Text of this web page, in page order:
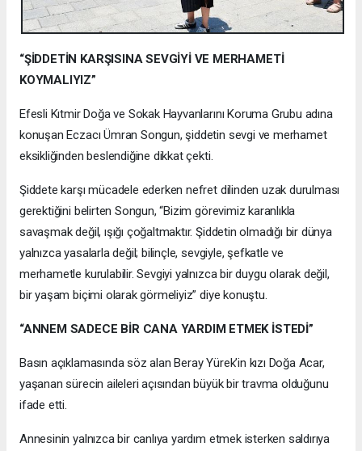
“ŞİDDETİN KARŞISINA SEVGİYİ VE MERHAMETİ
KOYMALIYIZ”
Efesli Kıtmir Doğa ve Sokak Hayvanlarını Koruma Grubu adına
konuşan Eczacı Ümran Songun, şiddetin sevgi ve merhamet
eksikliğinden beslendiğine dikkat çekti.
Şiddete karşı mücadele ederken nefret dilinden uzak durulması
gerektiğini belirten Songun, “Bizim görevimiz karanlıkla
savaşmak değil, ışığı çoğaltmaktır. Şiddetin olmadığı bir dünya
yalnızca yasalarla değil; bilinçle, sevgiyle, şefkatle ve
merhametle kurulabilir. Sevgiyi yalnızca bir duygu olarak değil,
bir yaşam biçimi olarak görmeliyiz” diye konuştu.
“ANNEM SADECE BİR CANA YARDIM ETMEK İSTEDİ”
Basın açıklamasında söz alan Beray Yürek’in kızı Doğa Acar,
yaşanan sürecin aileleri açısından büyük bir travma olduğunu
ifade etti.
Annesinin yalnızca bir canlıya yardım etmek isterken saldırıya